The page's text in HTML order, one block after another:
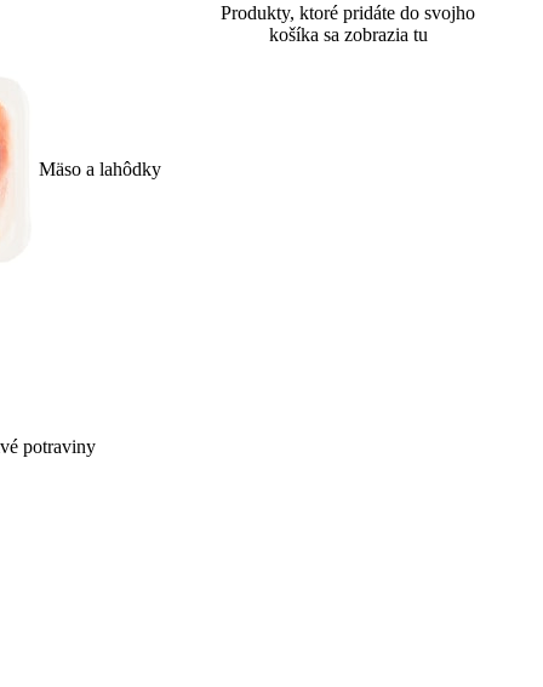
Mäso a lahôdky
potraviny
Produkty, ktoré pridáte do svojho
košíka sa zobrazia tu